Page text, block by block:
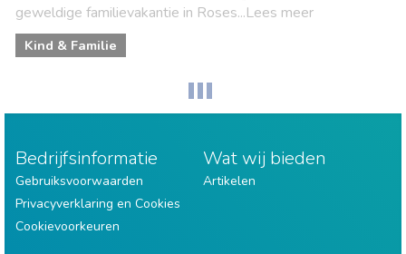
geweldige familievakantie in Roses...Lees meer
Kind & Familie
Bedrijfsinformatie
Gebruiksvoorwaarden
Privacyverklaring en Cookies
Cookievoorkeuren
Wat wij bieden
Artikelen